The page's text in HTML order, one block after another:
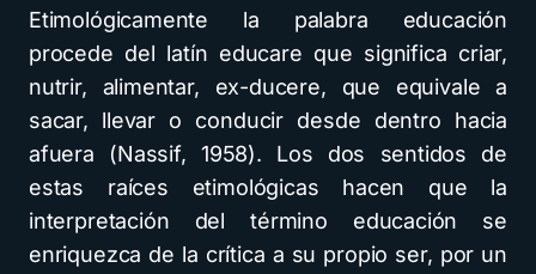
Etimológicamente la palabra educación
procede del latín educare que significa criar,
nutrir, alimentar, ex-ducere, que equivale a
sacar, llevar o conducir desde dentro hacia
afuera (Nassif, 1958). Los dos sentidos de
estas raíces etimológicas hacen que la
interpretación del término educación se
enriquezca de la crítica a su propio ser, por un